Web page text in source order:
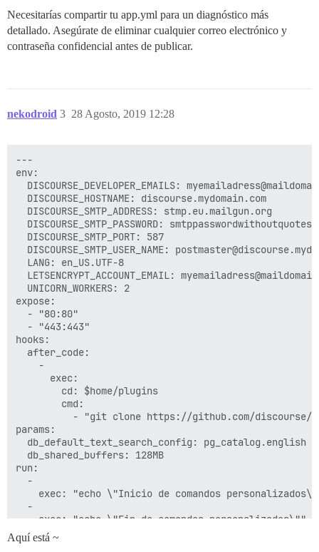
Necesitarías compartir tu app.yml para un diagnóstico más
detallado. Asegúrate de eliminar cualquier correo electrónico y
contraseña confidencial antes de publicar.
nekodroid 28 Agosto, 2019 12:28
3
---
env:
DISCOURSE_DEVELOPER_EMAILS:
  DISCOURSE_HOSTNAME: discourse.mydomain.com
  DISCOURSE_SMTP_ADDRESS: stmp.eu.mailgun.org
  DISCOURSE_SMTP_PASSWORD: smtppasswordwithoutquotes
  DISCOURSE_SMTP_PORT: 587
DISCOURSE_SMTP_USER_NAME:
  LANG: en_US.UTF-8
LETSENCRYPT_ACCOUNT_EMAIL:
  UNICORN_WORKERS: 2
expose:
  - "80:80"
  - "443:443"
hooks:
  after_code:
    -
      exec:
        cd: $home/plugins
        cmd:
- "git clone https://github.com/discourse/
params:
  db_default_text_search_config: pg_catalog.english
  db_shared_buffers: 128MB
run:
  -
exec: "echo \"Inicio de comandos
  -
    exec: "echo \"Fin de comandos personalizados\""
templates:
  - templates/postgres.template.yml
Aquí está ~